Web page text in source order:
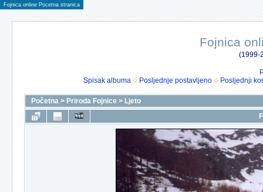
Fojnica online Pocetna stranica
Fojnica
(1999-
Spisak albuma
Posljednje postavljeno Posljednji
Početna > Priroda Fojnice > Ljeto